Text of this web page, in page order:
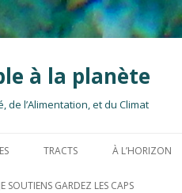
à la planète
l’Alimentation, et du Climat
TRACTS À L’HORIZON
SOUTIENS GARDEZ LES CAPS